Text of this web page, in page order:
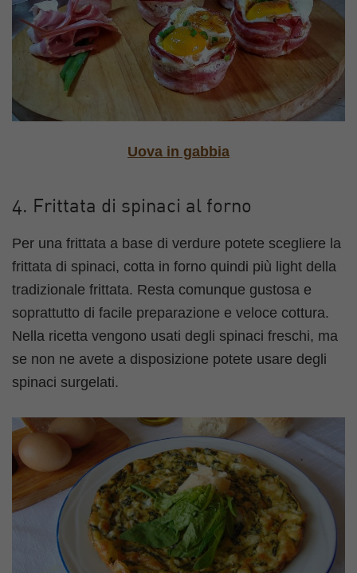
Uova in gabbia
4. Frittata di spinaci al forno
Per una frittata a base di verdure potete scegliere la
frittata di spinaci, cotta in forno quindi più light della
tradizionale frittata. Resta comunque gustosa e
soprattutto di facile preparazione e veloce cottura.
Nella ricetta vengono usati degli spinaci freschi, ma
se non ne avete a disposizione potete usare degli
spinaci surgelati.